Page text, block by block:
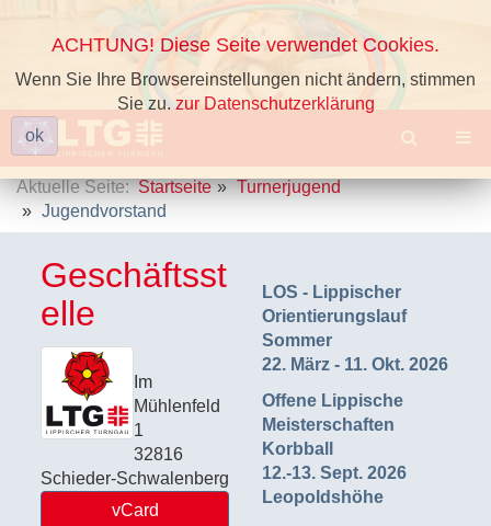
ACHTUNG! Diese Seite verwendet Cookies.
Wenn Sie Ihre Browsereinstellungen nicht ändern, stimmen
Sie zu.zur Datenschutzerklärung
ok
Aktuelle Seite:Startseite
Turnerjugend
Jugendvorstand
Geschäftsst
elle
Im
Mühlenfeld
1
32816
Schieder-Schwalenberg
vCard
LOS - Lippischer
Orientierungslauf
Sommer
22. März - 11. Okt. 2026
Offene Lippische
Meisterschaften
Korbball
12.-13. Sept. 2026
Leopoldshöhe